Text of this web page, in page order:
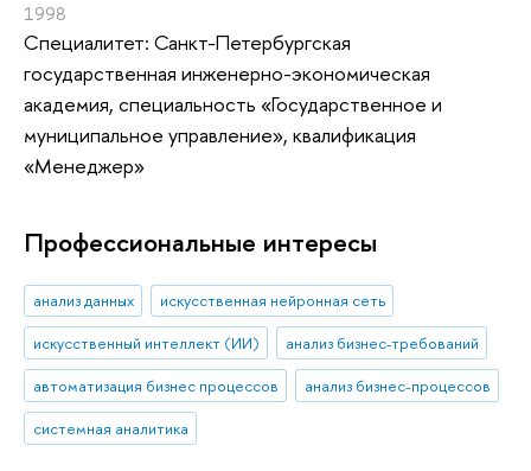
1998
Специалитет: Санкт-Петербургская
государственная инженерно-экономическая
академия, специальность «Государственное и
муниципальное управление», квалификация
«Менеджер»
Профессиональные интересы
анализ данных
искусственная нейронная сеть
искусственный интеллект (ИИ)
анализ бизнес-требований
автоматизация бизнес процессов
анализ бизнес-процессов
системная аналитика